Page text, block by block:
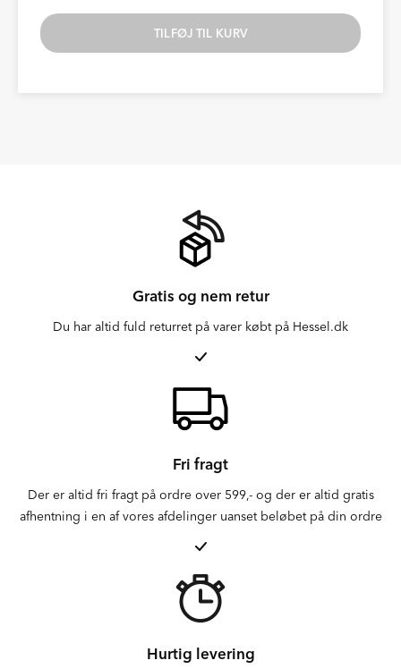
TILFØJ TIL KURV
Gratis og nem retur
Du har altid fuld returret på varer købt på Hessel.dk
Fri fragt
Der er altid fri fragt på ordre over 599,- og der er altid gratis
afhentning i en af vores afdelinger uanset beløbet på din ordre
Hurtig levering